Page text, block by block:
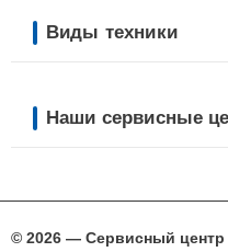
Виды техники
Наши сервисные
© 2026 — Сервисный центр